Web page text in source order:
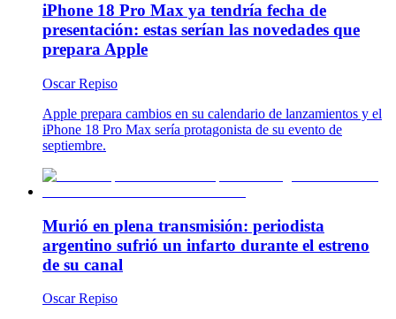
iPhone 18 Pro Max ya tendría fecha de
presentación: estas serían las novedades que
prepara Apple
Oscar Repiso
Apple prepara cambios en su calendario de lanzamientos y el
iPhone 18 Pro Max sería protagonista de su evento de
septiembre.
Murió en plena transmisión: periodista
argentino sufrió un infarto durante el estreno
de su canal
Oscar Repiso